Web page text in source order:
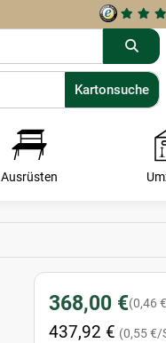
Kartonsuche
Ausrüsten
368,00 €(0,46
437,92 € (0,55 €/